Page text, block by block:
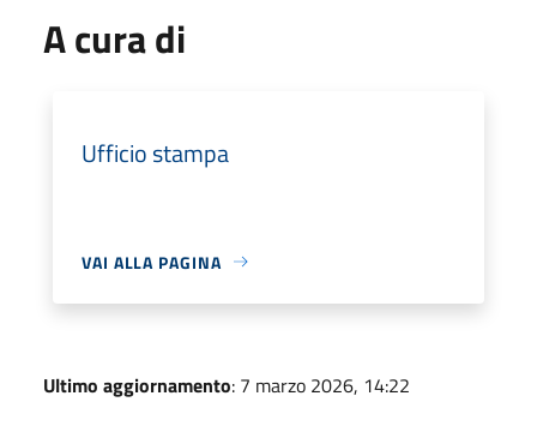
A cura di
Ufficio stampa
VAI ALLA PAGINA
Ultimo aggiornamento: 7 marzo 2026, 14:22